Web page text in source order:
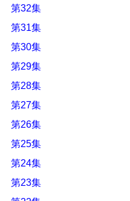
第32集
第31集
第30集
第29集
第28集
第27集
第26集
第25集
第24集
第23集